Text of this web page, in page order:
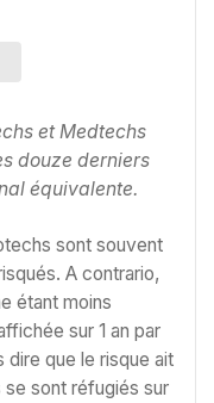
et Medtechs
douze derniers
équivalente.
sont souvent
A contrario,
étant moins
sur 1 an par
que le risque ait
se sont réfugiés sur